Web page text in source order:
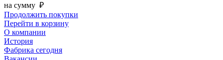
на сумму ₽
Продолжить покупки
Перейти в корзину
О компании
История
Фабрика сегодня